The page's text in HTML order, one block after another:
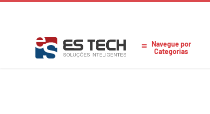
Navegue por
Categorias